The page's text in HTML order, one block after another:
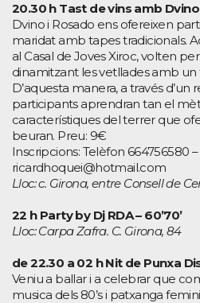
20.30 h Tast de vins amb
Dvino i Rosado ens ofereixen
maridat amb tapes tradicionals.
al Casal de Joves Xiroc, volten
dinamitzant les vetllades amb un
D’aquesta manera, a través d’un
participants aprendran tan el
característiques del terrer que
beuran. Preu: 9€
Inscripcions: Telèfon 664756580
ricardhoquei@hotmail.com
Lloc: c. Girona, entre Consell de
22 h Party by Dj RDA – 60’70’
Lloc: Carpa Zafra. C. Girona, 84
de 22.30 a 02 h Nit de Punxa
Veniu a ballar i a celebrar que
musica dels 80’s i patxanga